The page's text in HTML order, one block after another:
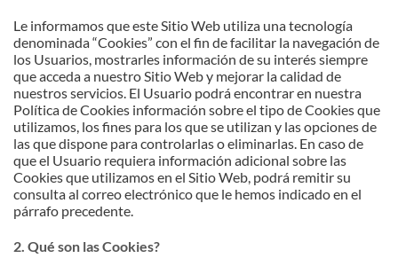
Le informamos que este Sitio Web utiliza una tecnología
denominada “Cookies” con el fin de facilitar la navegación de
los Usuarios, mostrarles información de su interés siempre
que acceda a nuestro Sitio Web y mejorar la calidad de
nuestros servicios. El Usuario podrá encontrar en nuestra
Política de Cookies información sobre el tipo de Cookies que
utilizamos, los fines para los que se utilizan y las opciones de
las que dispone para controlarlas o eliminarlas. En caso de
que el Usuario requiera información adicional sobre las
Cookies que utilizamos en el Sitio Web, podrá remitir su
consulta al correo electrónico que le hemos indicado en el
párrafo precedente.
2. Qué son las Cookies?